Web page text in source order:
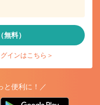
料）
インはこちら＞
と便利に！／